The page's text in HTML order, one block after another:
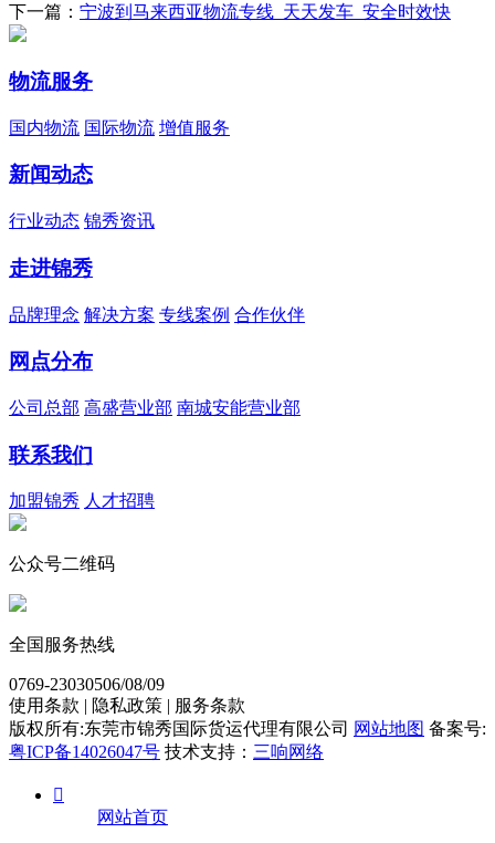
下一篇： 宁波到马来西亚物流专线_天天发车_安全时效快
物流服务
国内物流 国际物流 增值服务
新闻动态
行业动态 锦秀资讯
走进锦秀
品牌理念 解决方案 专线案例 合作伙伴
网点分布
公司总部 高盛营业部 南城安能营业部
联系我们
加盟锦秀 人才招聘
公众号二维码
全国服务热线
0769-23030506/08/09
使用条款 | 隐私政策 | 服务条款
版权所有:东莞市锦秀国际货运代理有限公司
网站地图 备案号:
粤ICP备14026047号 技术支持： 三响网络

网站首页